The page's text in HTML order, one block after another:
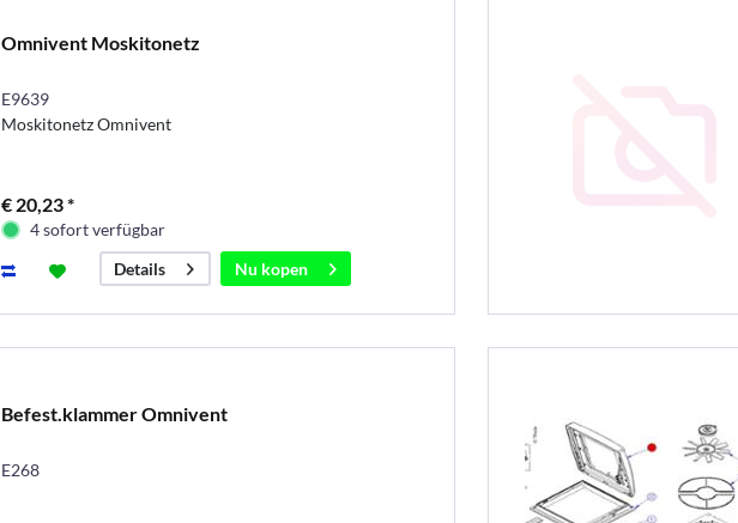
Omnivent Moskitonetz
E9639
Moskitonetz Omnivent
€ 20,23 *
4 sofort verfügbar
Details
Nu kopen
Befest.klammer Omnivent
E268